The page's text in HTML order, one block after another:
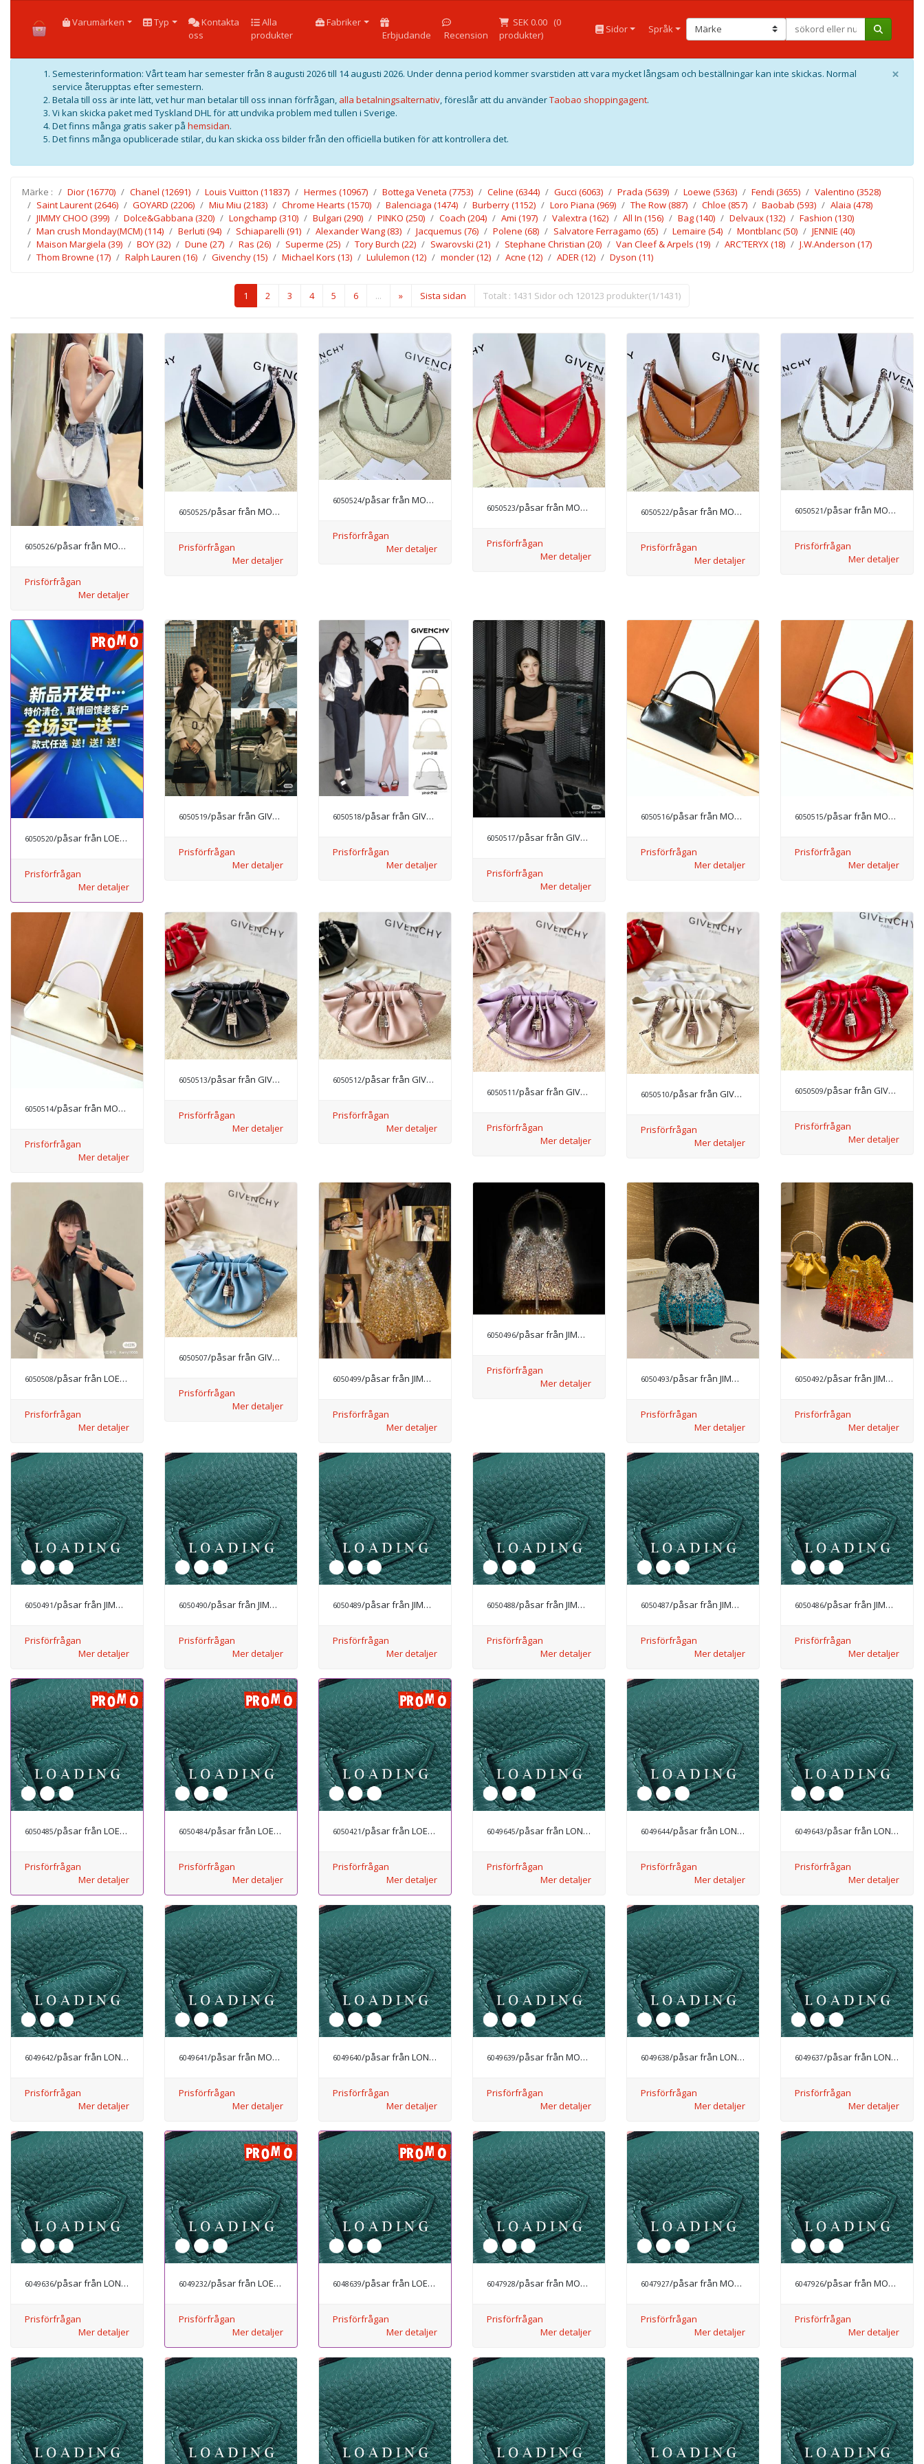
HOME
Varumärken Typ
Kontakta
oss
Alla
produkter
Fabriker
Erbjudande
Recension
SEK 0.00 (0
produkter)
Sidor Språk
Semesterinformation: Vårt team har semester från 8 augusti 2026 till 14 augusti 2026. Under denna period kommer svarstiden att vara mycket långsam och beställningar kan inte skickas. Normal
service återupptas efter semestern.
Betala till oss är inte lätt, vet hur man betalar till oss innan förfrågan, alla betalningsalternativ, föreslår att du använderTaobao shoppingagent.
Vi kan skicka paket med Tyskland DHL för att undvika problem med tullen i Sverige.
Det finns många gratis saker på hemsidan.
Det finns många opublicerade stilar, du kan skicka oss bilder från den officiella butiken för att kontrollera det.
×
Märke : Dior(16770) Chanel (12691) Louis Vuitton (11837) Hermes (10967) Bottega Veneta (7753) Celine (6344) Gucci (6063) Prada (5639) Loewe (5363) Fendi (3655) Valentino (3528)
Saint Laurent(2646) GOYARD (2206) Miu Miu (2183) Chrome Hearts (1570) Balenciaga (1474) Burberry(1152) Loro Piana (969) The Row(887) Chloe (857) Baobab (593) Alaia (478)
JIMMY CHOO (399) Dolce&Gabbana (320) Longchamp (310) Bulgari (290) PINKO (250) Coach (204) Ami (197) Valextra (162) All In (156) Bag(140) Delvaux(132) Fashion (130)
Man crush Monday(MCM)(114) Berluti (94) Schiaparelli (91) Alexander Wang(83) Jacquemus (76) Polene (68) Salvatore Ferragamo (65) Lemaire (54) Montblanc(50) JENNIE (40)
Maison Margiela (39) BOY(32) Dune (27) Ras (26) Superme (25) Tory Burch (22) Swarovski (21) Stephane Christian (20) Van Cleef & Arpels (19) ARC'TERYX(18) J.W.Anderson (17)
Thom Browne (17) Ralph Lauren (16) Givenchy(15) Michael Kors (13) Lululemon (12) moncler(12) Acne (12) ADER(12) Dyson (11)
1 2 3 4 5 6 ... » Sista sidan Totalt : 1431 Sidor och 120123 produkter(1/1431)
6050526/påsar från MODE LYX
Prisförfrågan
Mer detaljer
6050525/påsar från MODE LYX
Prisförfrågan
Mer detaljer
6050524/påsar från MODE LYX
Prisförfrågan
Mer detaljer
6050523/påsar från MODE LYX
Prisförfrågan
Mer detaljer
6050522/påsar från MODE LYX
Prisförfrågan
Mer detaljer
6050521/påsar från MODE LYX
Prisförfrågan
Mer detaljer
6050520/påsar från LOEWE
Prisförfrågan
Mer detaljer
6050519/påsar från GIVENCHY
Prisförfrågan
Mer detaljer
6050518/påsar från GIVENCHY
Prisförfrågan
Mer detaljer
6050517/påsar från GIVENCHY
Prisförfrågan
Mer detaljer
6050516/påsar från MODE LYX
Prisförfrågan
Mer detaljer
6050515/påsar från MODE LYX
Prisförfrågan
Mer detaljer
6050514/påsar från MODE LYX
Prisförfrågan
Mer detaljer
6050513/påsar från GIVENCHY
Prisförfrågan
Mer detaljer
6050512/påsar från GIVENCHY
Prisförfrågan
Mer detaljer
6050511/påsar från GIVENCHY
Prisförfrågan
Mer detaljer
6050510/påsar från GIVENCHY
Prisförfrågan
Mer detaljer
6050509/påsar från GIVENCHY
Prisförfrågan
Mer detaljer
6050508/påsar från LOEWE
Prisförfrågan
Mer detaljer
6050507/påsar från GIVENCHY
Prisförfrågan
Mer detaljer
6050499/påsar från JIMMY CHOO
Prisförfrågan
Mer detaljer
6050496/påsar från JIMMY CHOO
Prisförfrågan
Mer detaljer
6050493/påsar från JIMMY CHOO
Prisförfrågan
Mer detaljer
6050492/påsar från JIMMY CHOO
Prisförfrågan
Mer detaljer
6050491/påsar från JIMMY CHOO
Prisförfrågan
Mer detaljer
6050490/påsar från JIMMY CHOO
Prisförfrågan
Mer detaljer
6050489/påsar från JIMMY CHOO
Prisförfrågan
Mer detaljer
6050488/påsar från JIMMY CHOO
Prisförfrågan
Mer detaljer
6050487/påsar från JIMMY CHOO
Prisförfrågan
Mer detaljer
6050486/påsar från JIMMY CHOO
Prisförfrågan
Mer detaljer
6050485/påsar från LOEWE
Prisförfrågan
Mer detaljer
6050484/påsar från LOEWE
Prisförfrågan
Mer detaljer
6050421/påsar från LOEWE
Prisförfrågan
Mer detaljer
6049645/påsar från LONGCHAMP
Prisförfrågan
Mer detaljer
6049644/påsar från LONGCHAMP
Prisförfrågan
Mer detaljer
6049643/påsar från LONGCHAMP
Prisförfrågan
Mer detaljer
6049642/påsar från LONGCHAMP
Prisförfrågan
Mer detaljer
6049641/påsar från MODE LYX
Prisförfrågan
Mer detaljer
6049640/påsar från LONGCHAMP
Prisförfrågan
Mer detaljer
6049639/påsar från MODE LYX
Prisförfrågan
Mer detaljer
6049638/påsar från LONGCHAMP
Prisförfrågan
Mer detaljer
6049637/påsar från LONGCHAMP
Prisförfrågan
Mer detaljer
6049636/påsar från LONGCHAMP
Prisförfrågan
Mer detaljer
6049232/påsar från LOEWE
Prisförfrågan
Mer detaljer
6048639/påsar från LOEWE
Prisförfrågan
Mer detaljer
6047928/påsar från MODE LYX
Prisförfrågan
Mer detaljer
6047927/påsar från MODE LYX
Prisförfrågan
Mer detaljer
6047926/påsar från MODE LYX
Prisförfrågan
Mer detaljer